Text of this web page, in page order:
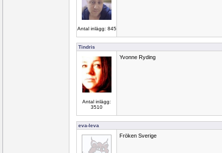
Antal inlägg: 845
Tindris
Antal inlägg:
3510
Yvonne Ryding
eva-leva
Fröken Sverige